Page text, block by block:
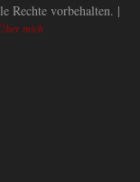
Rechte vorbehalten. |
mich